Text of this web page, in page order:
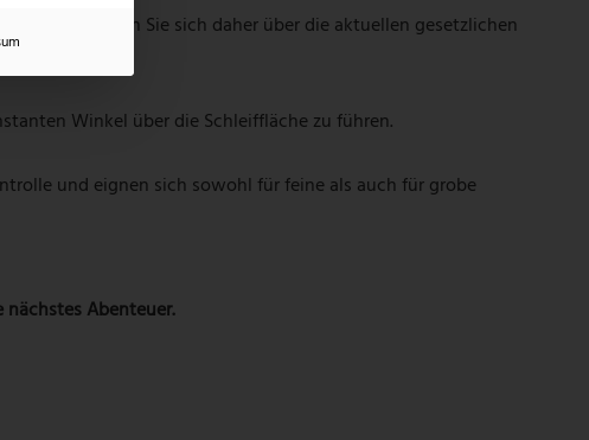
Informieren Sie sich daher über die aktuellen gesetzlichen
Winkel über die Schleiffläche zu führen.
und eignen sich sowohl für feine als auch für grobe
Abenteuer.